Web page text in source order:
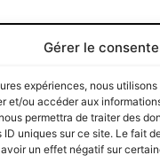
Gérer le
expériences, nous
et/ou accéder aux
permettra de traiter des
uniques sur ce site. Le fait
un effet négatif sur